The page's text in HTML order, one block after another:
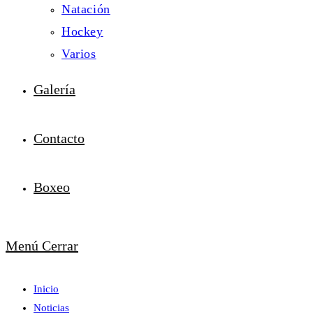
Natación
Hockey
Varios
Galería
Contacto
Boxeo
Menú Cerrar
Inicio
Noticias